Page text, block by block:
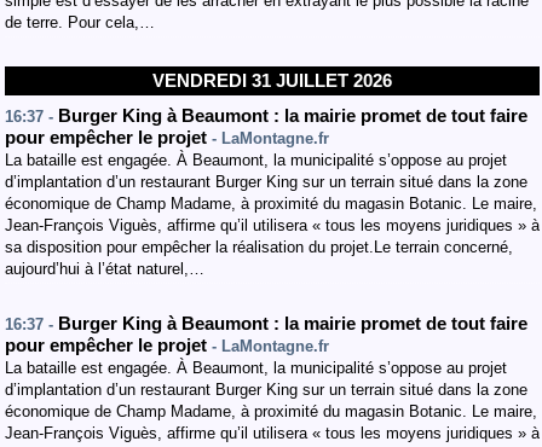
de terre. Pour cela,…
VENDREDI 31 JUILLET 2026
16:37 - Burger King à Beaumont : la mairie promet de tout faire
pour empêcher le projet - LaMontagne.fr
La bataille est engagée. À Beaumont, la municipalité s’oppose au projet
d’implantation d’un restaurant Burger King sur un terrain situé dans la zone
économique de Champ Madame, à proximité du magasin Botanic. Le maire,
Jean-François Viguès, affirme qu’il utilisera « tous les moyens juridiques » à
sa disposition pour empêcher la réalisation du projet.Le terrain concerné,
aujourd’hui à l’état naturel,…
16:37 - Burger King à Beaumont : la mairie promet de tout faire
pour empêcher le projet - LaMontagne.fr
La bataille est engagée. À Beaumont, la municipalité s’oppose au projet
d’implantation d’un restaurant Burger King sur un terrain situé dans la zone
économique de Champ Madame, à proximité du magasin Botanic. Le maire,
Jean-François Viguès, affirme qu’il utilisera « tous les moyens juridiques » à